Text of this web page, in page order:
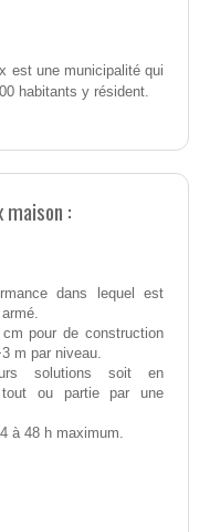
est une municipalité qui
habitants y résident.
:
dans lequel est
pour de construction
m par niveau.
solutions soit en
tout ou partie par une
à 48 h maximum.